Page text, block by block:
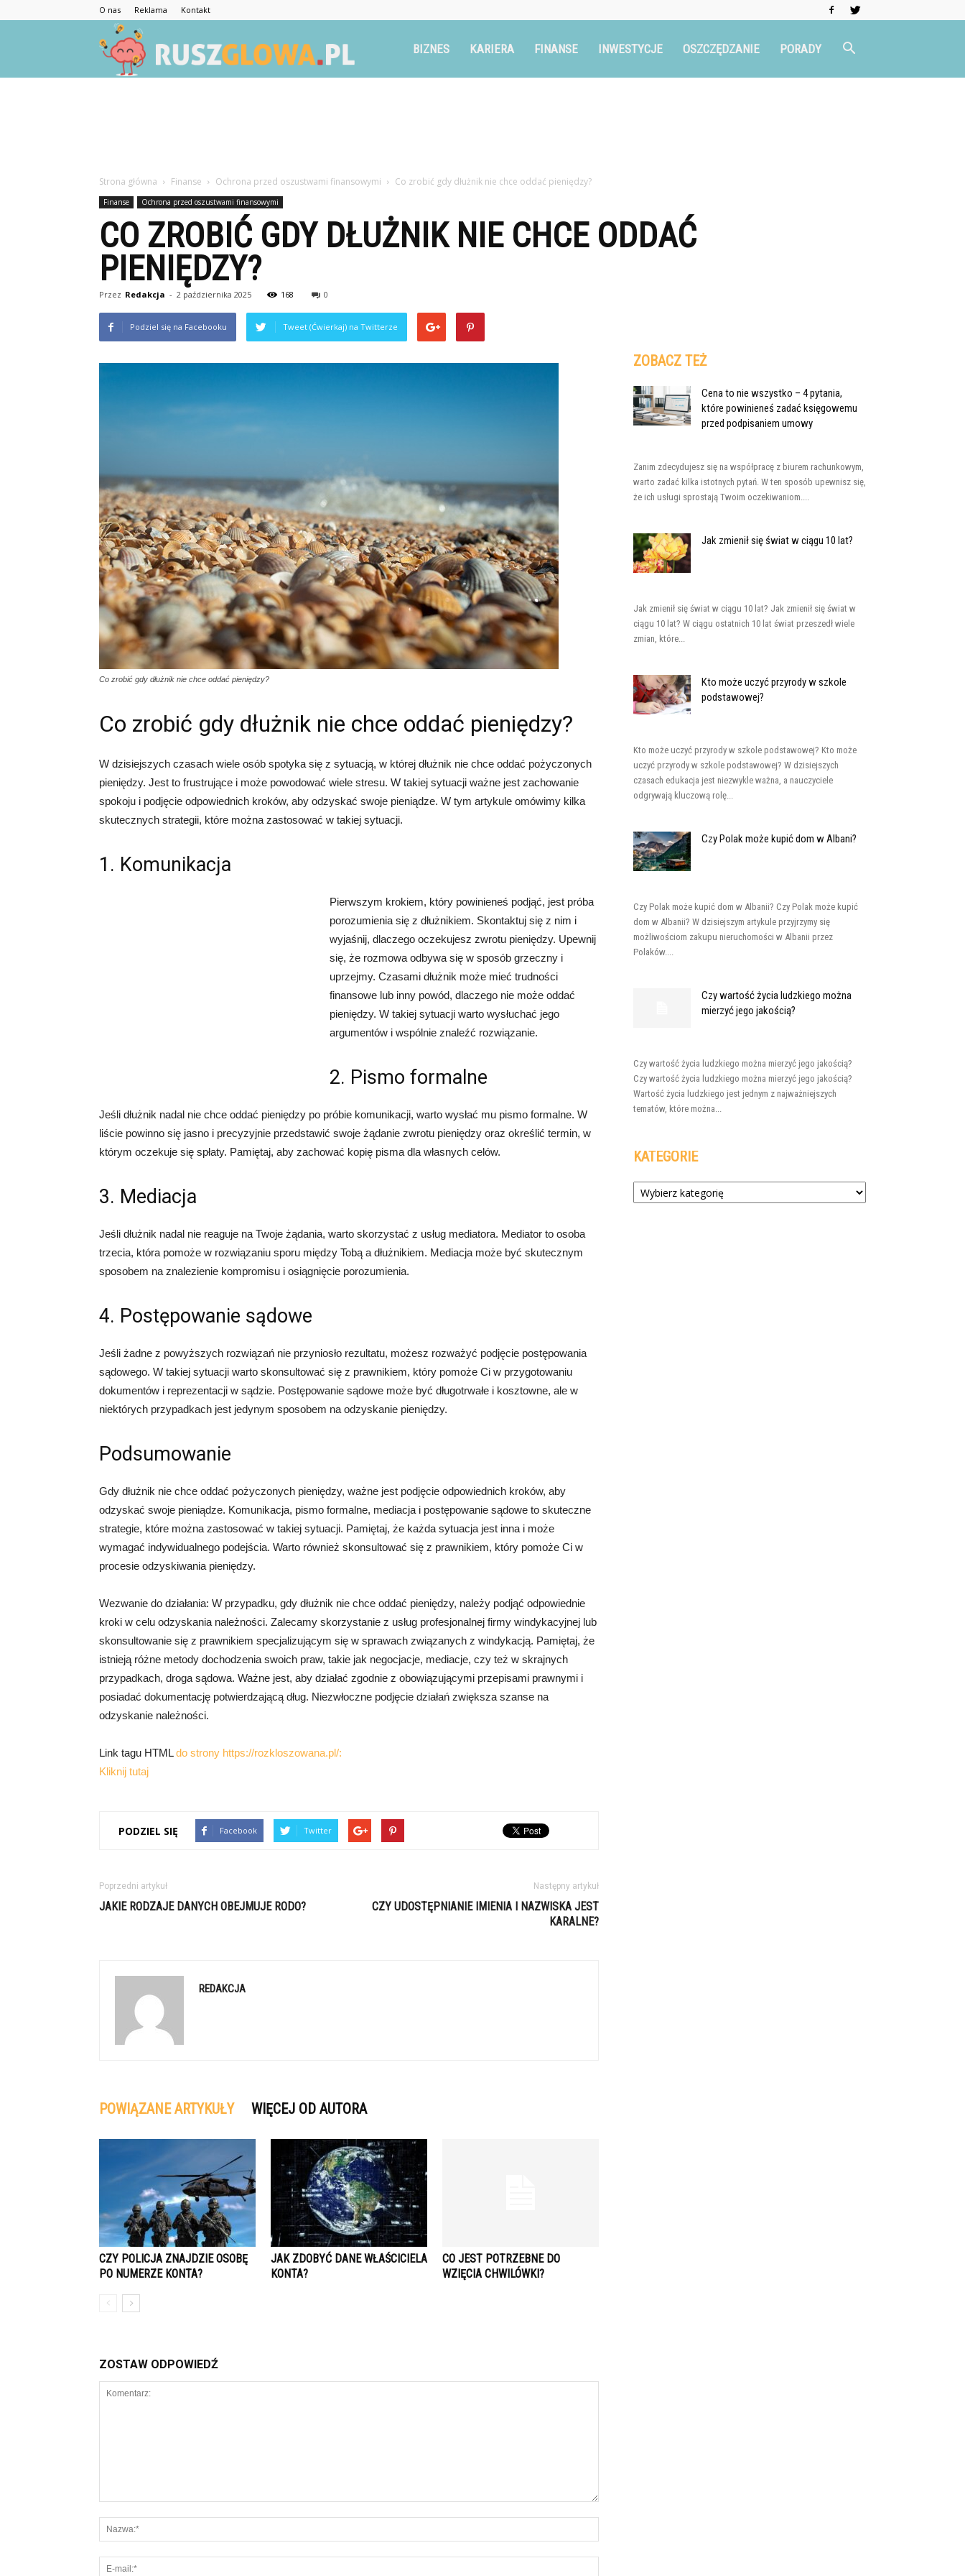
O nas Reklama Kontakt
Ruszglowa.plBIZNES KARIERA FINANSE INWESTYCJE OSZCZĘDZANIE PORADY
Strona główna Finanse Ochrona przed oszustwami finansowymi Co zrobić gdy dłużnik nie chce oddać pieniędzy?
Finanse Ochrona przed oszustwami finansowymi
CO ZROBIĆ GDY DŁUŻNIK NIE CHCE ODDAĆ
PIENIĘDZY?
Przez Redakcja - 2 października 2025 168 0
Podziel się na Facebooku Tweet (Ćwierkaj) na Twitterze
Co zrobić gdy dłużnik nie chce oddać pieniędzy?
Co zrobić gdy dłużnik nie chce oddać pieniędzy?
W dzisiejszych czasach wiele osób spotyka się z sytuacją, w której dłużnik nie chce oddać pożyczonych
pieniędzy. Jest to frustrujące i może powodować wiele stresu. W takiej sytuacji ważne jest zachowanie
spokoju i podjęcie odpowiednich kroków, aby odzyskać swoje pieniądze. W tym artykule omówimy kilka
skutecznych strategii, które można zastosować w takiej sytuacji.
1. Komunikacja
Pierwszym krokiem, który powinieneś podjąć, jest próba
porozumienia się z dłużnikiem. Skontaktuj się z nim i
wyjaśnij, dlaczego oczekujesz zwrotu pieniędzy. Upewnij
się, że rozmowa odbywa się w sposób grzeczny i
uprzejmy. Czasami dłużnik może mieć trudności
finansowe lub inny powód, dlaczego nie może oddać
pieniędzy. W takiej sytuacji warto wysłuchać jego
argumentów i wspólnie znaleźć rozwiązanie.
2. Pismo formalne
Jeśli dłużnik nadal nie chce oddać pieniędzy po próbie komunikacji, warto wysłać mu pismo formalne. W
liście powinno się jasno i precyzyjnie przedstawić swoje żądanie zwrotu pieniędzy oraz określić termin, w
którym oczekuje się spłaty. Pamiętaj, aby zachować kopię pisma dla własnych celów.
3. Mediacja
Jeśli dłużnik nadal nie reaguje na Twoje żądania, warto skorzystać z usług mediatora. Mediator to osoba
trzecia, która pomoże w rozwiązaniu sporu między Tobą a dłużnikiem. Mediacja może być skutecznym
sposobem na znalezienie kompromisu i osiągnięcie porozumienia.
4. Postępowanie sądowe
Jeśli żadne z powyższych rozwiązań nie przyniosło rezultatu, możesz rozważyć podjęcie postępowania
sądowego. W takiej sytuacji warto skonsultować się z prawnikiem, który pomoże Ci w przygotowaniu
dokumentów i reprezentacji w sądzie. Postępowanie sądowe może być długotrwałe i kosztowne, ale w
niektórych przypadkach jest jedynym sposobem na odzyskanie pieniędzy.
Podsumowanie
Gdy dłużnik nie chce oddać pożyczonych pieniędzy, ważne jest podjęcie odpowiednich kroków, aby
odzyskać swoje pieniądze. Komunikacja, pismo formalne, mediacja i postępowanie sądowe to skuteczne
strategie, które można zastosować w takiej sytuacji. Pamiętaj, że każda sytuacja jest inna i może
wymagać indywidualnego podejścia. Warto również skonsultować się z prawnikiem, który pomoże Ci w
procesie odzyskiwania pieniędzy.
Wezwanie do działania: W przypadku, gdy dłużnik nie chce oddać pieniędzy, należy podjąć odpowiednie
kroki w celu odzyskania należności. Zalecamy skorzystanie z usług profesjonalnej firmy windykacyjnej lub
skonsultowanie się z prawnikiem specjalizującym się w sprawach związanych z windykacją. Pamiętaj, że
istnieją różne metody dochodzenia swoich praw, takie jak negocjacje, mediacje, czy też w skrajnych
przypadkach, droga sądowa. Ważne jest, aby działać zgodnie z obowiązującymi przepisami prawnymi i
posiadać dokumentację potwierdzającą dług. Niezwłoczne podjęcie działań zwiększa szanse na
odzyskanie należności.
Link tagu HTMLdo strony https://rozkloszowana.pl/:
Kliknij tutaj
PODZIEL SIĘ Facebook Twitter
Poprzedni artykuł
JAKIE RODZAJE DANYCH OBEJMUJE RODO?
Następny artykuł
CZY UDOSTĘPNIANIE IMIENIA I NAZWISKA JEST
KARALNE?
REDAKCJA
POWIĄZANE ARTYKUŁY WIĘCEJ OD AUTORA
CZY POLICJA ZNAJDZIE OSOBĘ
PO NUMERZE KONTA?
JAK ZDOBYĆ DANE WŁAŚCICIELA
KONTA?
CO JEST POTRZEBNE DO
WZIĘCIA CHWILÓWKI?
ZOSTAW ODPOWIEDŹ
ZOBACZ TEŻ
Cena to nie wszystko – 4 pytania,
które powinieneś zadać księgowemu
przed podpisaniem umowy
Zanim zdecydujesz się na współpracę z biurem rachunkowym,
warto zadać kilka istotnych pytań. W ten sposób upewnisz się,
że ich usługi sprostają Twoim oczekiwaniom....
Jak zmienił się świat w ciągu 10 lat?
Jak zmienił się świat w ciągu 10 lat? Jak zmienił się świat w
ciągu 10 lat? W ciągu ostatnich 10 lat świat przeszedł wiele
zmian, które...
Kto może uczyć przyrody w szkole
podstawowej?
Kto może uczyć przyrody w szkole podstawowej? Kto może
uczyć przyrody w szkole podstawowej? W dzisiejszych
czasach edukacja jest niezwykle ważna, a nauczyciele
odgrywają kluczową rolę...
Czy Polak może kupić dom w Albani?
Czy Polak może kupić dom w Albanii? Czy Polak może kupić
dom w Albanii? W dzisiejszym artykule przyjrzymy się
możliwościom zakupu nieruchomości w Albanii przez
Polaków....
Czy wartość życia ludzkiego można
mierzyć jego jakością?
Czy wartość życia ludzkiego można mierzyć jego jakością?
Czy wartość życia ludzkiego można mierzyć jego jakością?
Wartość życia ludzkiego jest jednym z najważniejszych
tematów, które można...
KATEGORIE
Kategorie